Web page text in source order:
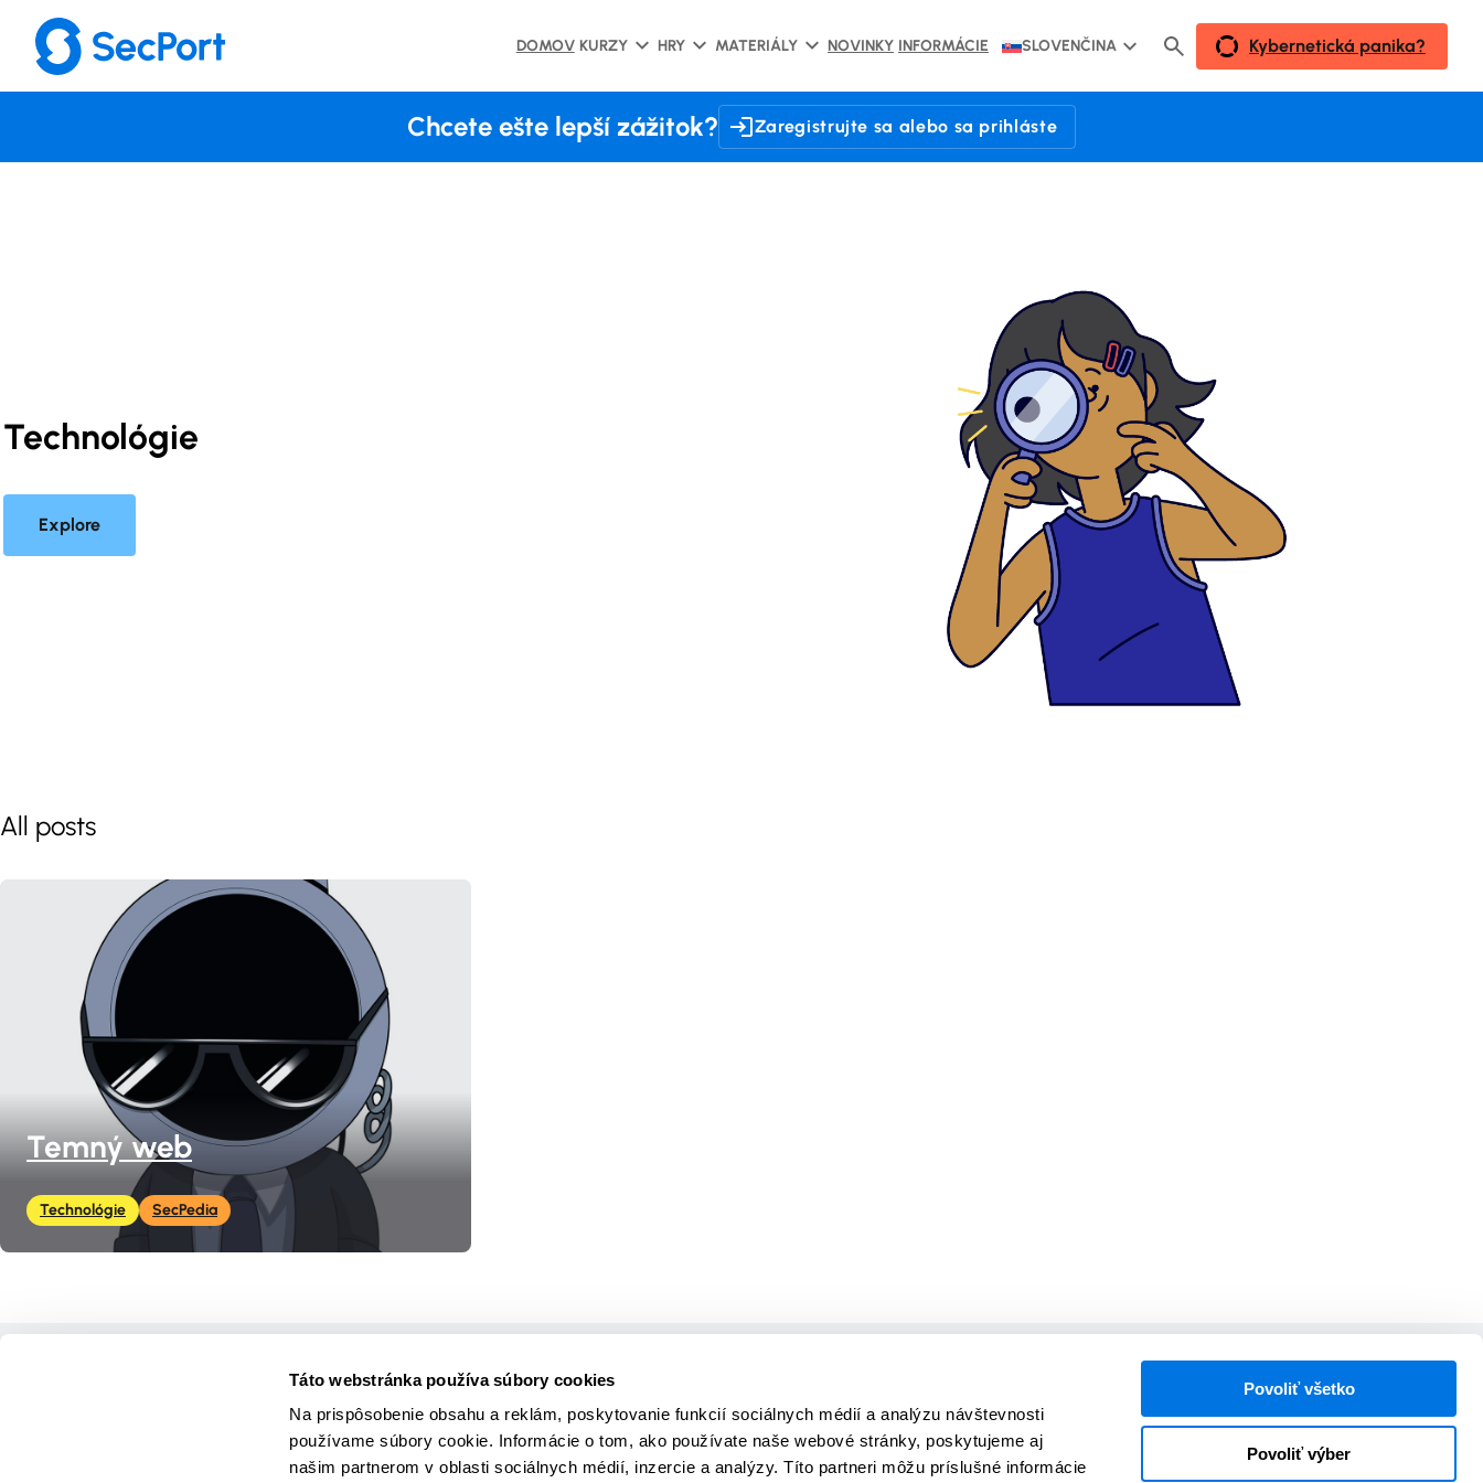
Táto webstránka používa súbory cookies
Na prispôsobenie obsahu a reklám, poskytovanie funkcií sociálnych médií a analýzu návštevnosti
používame súbory cookie. Informácie o tom, ako používate naše webové stránky, poskytujeme aj
našim partnerom v oblasti sociálnych médií, inzercie a analýzy. Títo partneri môžu príslušné informácie
Povoliť všetko
Povoliť výber
DOMOV KURZY HRY MATERIÁLY NOVINKY INFORMÁCIE SLOVENČINA Kybernetická panika?
Chcete ešte lepší zážitok? Zaregistrujte sa alebo sa prihláste
Technológie
Explore
All posts
Temný web
Technológie SecPedia
Domov
Hry
Materiály
Novinky